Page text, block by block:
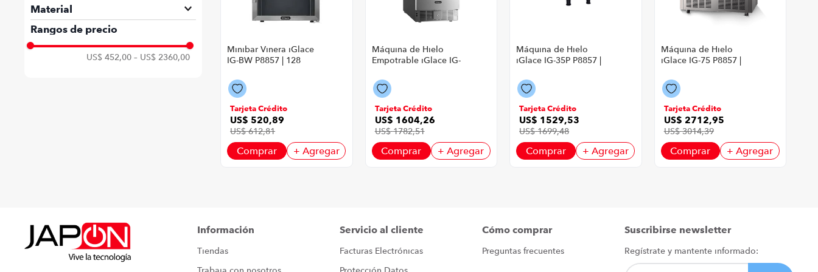
Plateado
Material
Acero Inoxidable
Rangos de precio
US$ 452,00 – US$ 2360,00
Minibar Vinera iGlace
IG-BW P8857 | 128
Color Plateado
Tarjeta Crédito
US$ 520,89
US$ 612,81
Comprar + Agregar
Máquina de Hielo
Empotrable iGlace IG-
Inoxidable
Tarjeta Crédito
US$ 1604,26
US$ 1782,51
Comprar + Agregar
Máquina de Hielo
iGlace IG-35P P8857 |
Color Plateado
Tarjeta Crédito
US$ 1529,53
US$ 1699,48
Comprar + Agregar
Máquina de Hielo
iGlace IG-75 P8857 |
Color Plateado
Tarjeta Crédito
US$ 2712,95
US$ 3014,39
Comprar + Agregar
Información
Tiendas
Servicio al cliente
Facturas Electrónicas
Cómo comprar
Preguntas frecuentes
Suscribirse newsletter
Regístrate y mantente informado: